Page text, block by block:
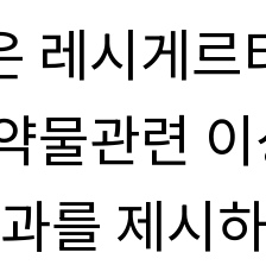
레시게
물관련
를 제시